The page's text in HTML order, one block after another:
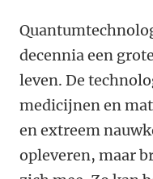
decennia een
leven. De
medicijnen en
en extreem
opleveren, maar